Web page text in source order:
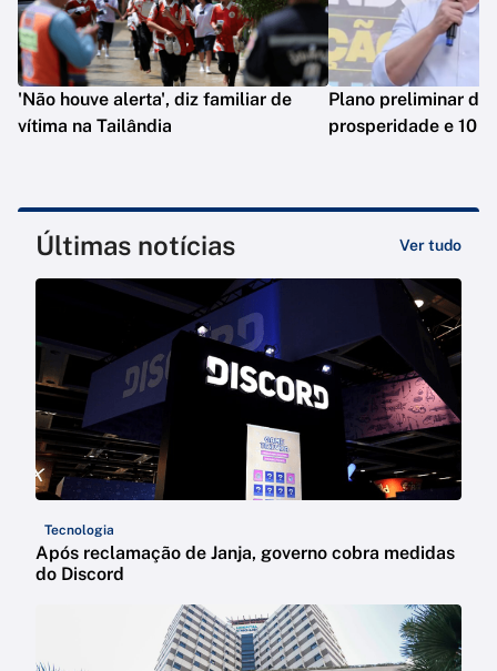
'Não houve alerta', diz familiar de
vítima na Tailândia
Plano preliminar de
prosperidade e 10
Últimas notícias Ver tudo
Tecnologia
Após reclamação de Janja, governo cobra medidas
do Discord